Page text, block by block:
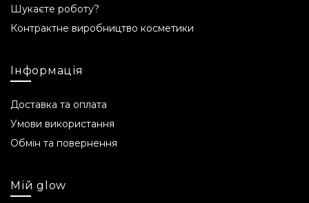
pH продукту
pH продукту становить 3,8-4,8.
З якого віку використовувати
Об'єм
30 мл.
Строк придатності
Шукаєте роботу?
Контрактне виробництво косметики
Інформація
Доставка та оплата
Умови використання
Обмін та повернення
Мій glow